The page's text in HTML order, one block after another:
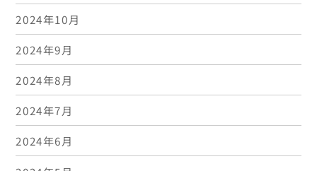
2024年10月
2024年9月
2024年8月
2024年7月
2024年6月